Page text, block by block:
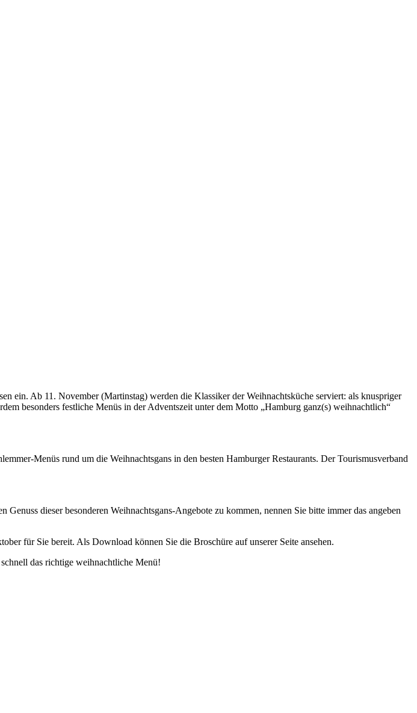
ein. Ab 11. November (Martinstag) werden die Klassikerder Weihnachtsküche serviert: als knuspriger
besonders festliche Menüs in der Adventszeit unter dem Motto „Hamburg ganz(s) weihnachtlich“
Menüs rund um die Weihnachtsgans in den besten Hamburger Restaurants. Der Tourismusverband
dieser besonderen Weihnachtsgans-Angebote zu kommen, nennen Sie bitte immer das angeben
für Sie bereit. Als Download können Sie die Broschüre auf unserer Seite ansehen.
das richtige weihnachtliche Menü!